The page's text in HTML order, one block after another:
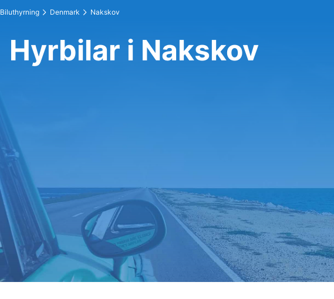
Biluthyrning Denmark Nakskov
Hyrbilar i Nakskov